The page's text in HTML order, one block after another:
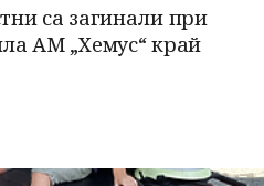
са загинали при
АМ „Хемус“ край